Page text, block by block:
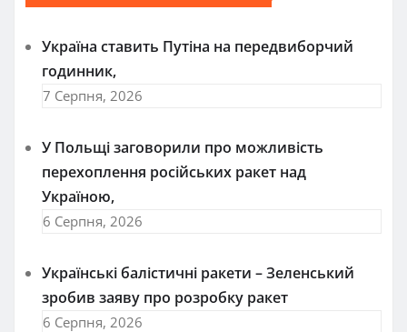
Україна ставить Путіна на передвиборчий
годинник,
7 Серпня, 2026
У Польщі заговорили про можливість
перехоплення російських ракет над
Україною,
6 Серпня, 2026
Українські балістичні ракети – Зеленський
зробив заяву про розробку ракет
6 Серпня, 2026